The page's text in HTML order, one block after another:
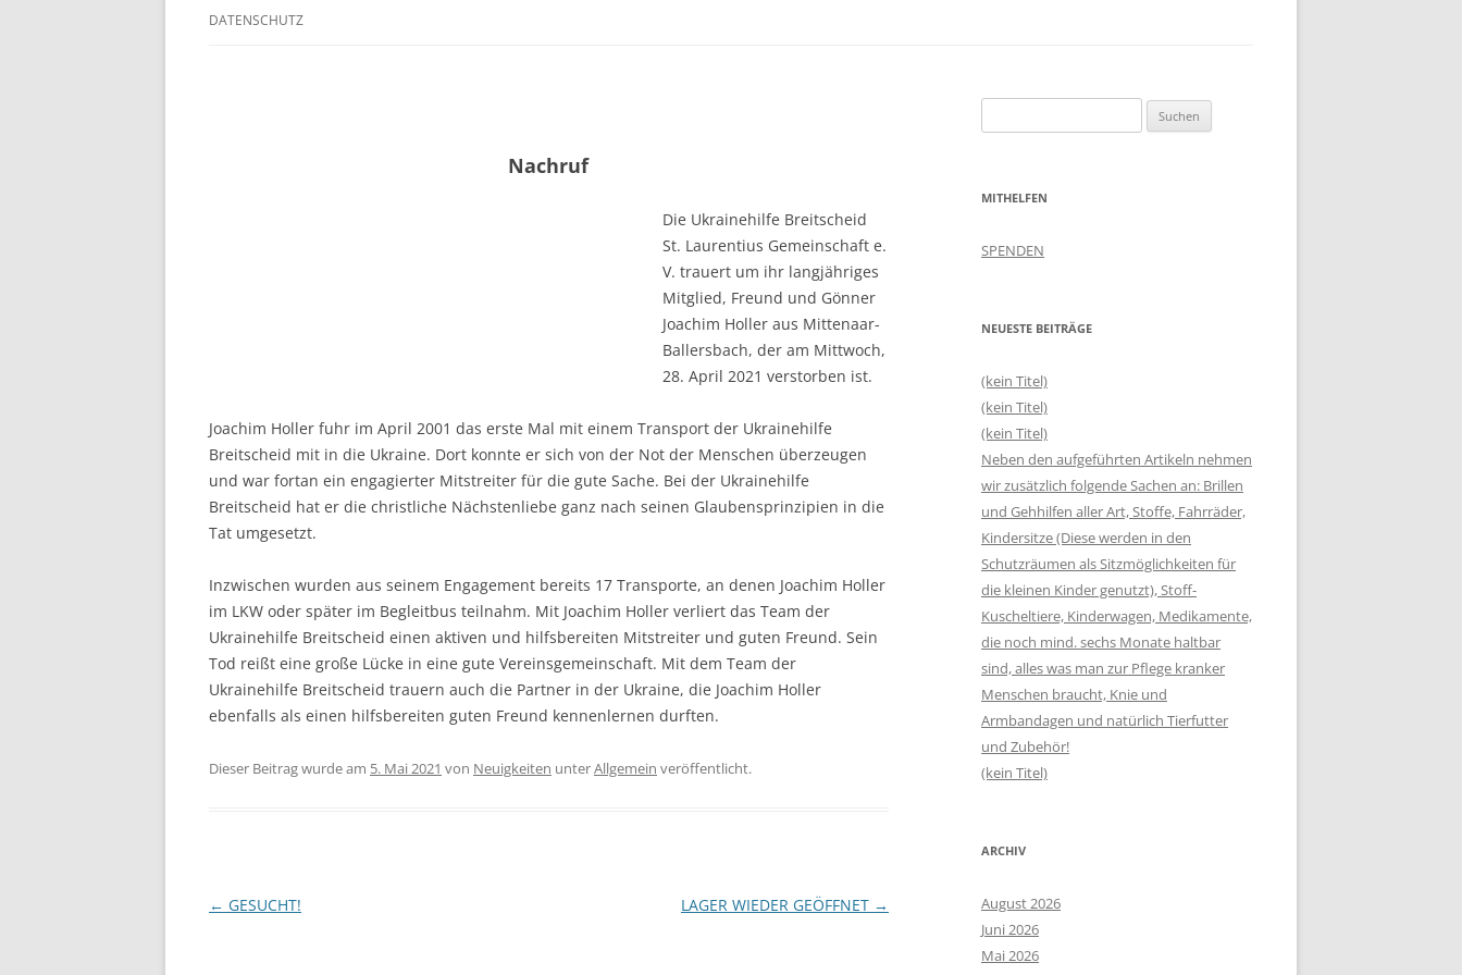
VOLODYMYR-VOLYNSKY
DATENSCHUTZ
Nachruf
Die Ukrainehilfe Breitscheid
St. Laurentius Gemeinschaft e.
V. trauert um ihr langjähriges
Mitglied, Freund und Gönner
Joachim Holler aus Mittenaar-
Ballersbach, der am Mittwoch,
28. April 2021 verstorben ist.
Joachim Holler fuhr im April 2001 das erste Mal mit einem Transport der Ukrainehilfe
Breitscheid mit in die Ukraine. Dort konnte er sich von der Not der Menschen überzeugen
und war fortan ein engagierter Mitstreiter für die gute Sache. Bei der Ukrainehilfe
Breitscheid hat er die christliche Nächstenliebe ganz nach seinen Glaubensprinzipien in die
Tat umgesetzt.
Inzwischen wurden aus seinem Engagement bereits 17 Transporte, an denen Joachim Holler
im LKW oder später im Begleitbus teilnahm. Mit Joachim Holler verliert das Team der
Ukrainehilfe Breitscheid einen aktiven und hilfsbereiten Mitstreiter und guten Freund. Sein
Tod reißt eine große Lücke in eine gute Vereinsgemeinschaft. Mit dem Team der
Ukrainehilfe Breitscheid trauern auch die Partner in der Ukraine, die Joachim Holler
ebenfalls als einen hilfsbereiten guten Freund kennenlernen durften.
Dieser Beitrag wurde am 5. Mai 2021 von Neuigkeiten unterAllgemein veröffentlicht.
Beitragsnavigation
← GESUCHT! LAGER WIEDER GEÖFFNET →
nach:
MITHELFEN
SPENDEN
NEUESTE BEITRÄGE
(kein Titel)
(kein Titel)
(kein Titel)
Neben den aufgeführten Artikeln nehmen
wir zusätzlich folgende Sachen an: Brillen
und Gehhilfen aller Art, Stoffe, Fahrräder,
Kindersitze (Diese werden in den
Schutzräumen als Sitzmöglichkeiten für
die kleinen Kinder genutzt), Stoff-
Kuscheltiere, Kinderwagen, Medikamente,
die noch mind. sechs Monate haltbar
sind, alles was man zur Pflege kranker
Menschen braucht, Knie und
Armbandagen und natürlich Tierfutter
und Zubehör!
(kein Titel)
ARCHIV
August 2026
Juni 2026
Mai 2026